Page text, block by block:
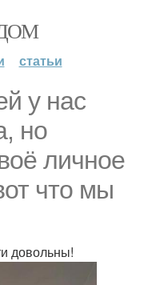
статьи
у нас
но
личное
что мы
довольны!